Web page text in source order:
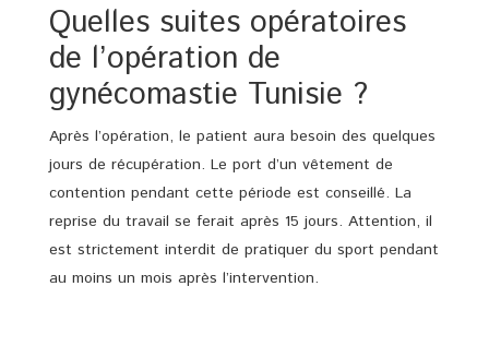
Quelles suites opératoires
de l’opération de
gynécomastie Tunisie ?
Après l’opération, le patient aura besoin des quelques
jours de récupération. Le port d’un vêtement de
contention pendant cette période est conseillé. La
reprise du travail se ferait après 15 jours. Attention, il
est strictement interdit de pratiquer du sport pendant
au moins un mois après l’intervention.